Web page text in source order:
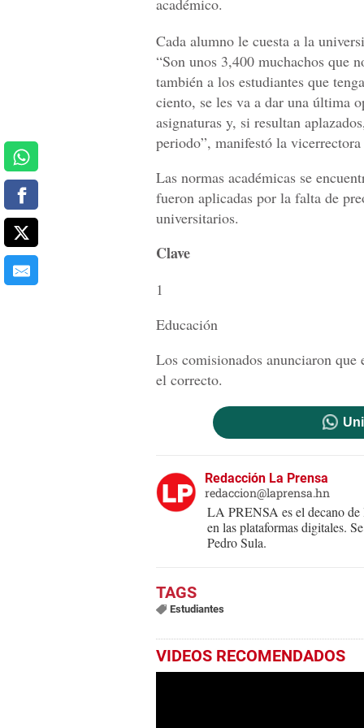
académico.
Cada alumno le cuesta a la
“Son unos 3,400 muchachos que
también a los estudiantes que
ciento, se les va a dar una última
asignaturas y, si resultan
periodo”, manifestó la
Las normas académicas se
fueron aplicadas por la falta de
universitarios.
Clave
1
Educación
Los comisionados anunciaron que
el correcto.
Redacción La Prensa
redaccion@laprensa.hn
LA PRENSA es el decano de
en las plataformas digitales.
Pedro Sula.
Estudiantes
VIDEOS RECOMENDADOS